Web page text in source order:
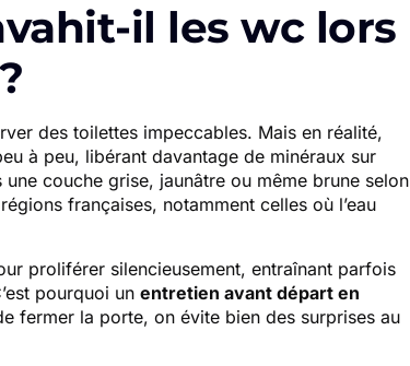
il les wc lors
des toilettes impeccables. Mais en réalité,
à peu, libérant davantage de minéraux sur
couche grise, jaunâtre ou même brune selon
françaises, notamment celles où l’eau
proliférer silencieusement, entraînant parfois
pourquoi un entretien avant départ en
fermer la porte, on évite bien des surprises au